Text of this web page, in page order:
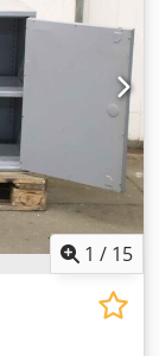
1 / 15